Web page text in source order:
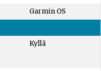
Garmin OS
Kyllä